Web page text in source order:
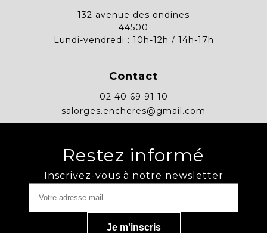
132 avenue des ondines
44500
Lundi-vendredi : 10h-12h / 14h-17h
Contact
02 40 69 91 10
salorges.encheres@gmail.com
Restez informé
Inscrivez-vous à notre newsletter